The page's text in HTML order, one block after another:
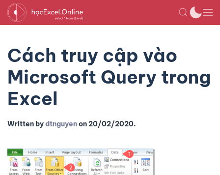
Cách truy cập vào
Microsoft Query trong
Excel
Written bydtnguyenon20/02/2020.